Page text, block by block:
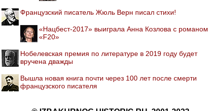
Французский писатель Жюль Верн писал стихи!
«Нацбест-2017» выиграла Анна Козлова с романом
«F20»
Нобелевская премия по литературе в 2019 году будет
вручена дважды
Вышла новая книга почти через 100 лет после смерти
французского писателя